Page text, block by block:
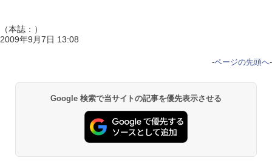
（本誌：）
2009年9月7日 13:08
-ページの先頭へ-
Google 検索で当サイトの記事を優先表示させる